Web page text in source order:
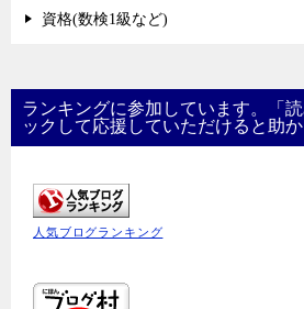
資格(数検1級など)
ランキングに参加しています。「
ックして応援していただけると助
人気ブログランキング